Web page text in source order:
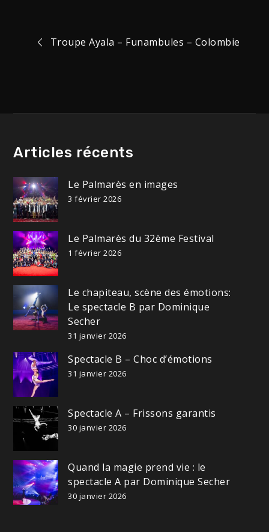
Navigation
l’article
Troupe Ayala – Funambules – Colombie
Articles récents
Le Palmarès en images
3 février 2026
Le Palmarès du 32ème Festival
1 février 2026
Le chapiteau, scène des émotions:
Le spectacle B par Dominique
Secher
31 janvier 2026
Spectacle B – Choc d’émotions
31 janvier 2026
Spectacle A – Frissons garantis
30 janvier 2026
Quand la magie prend vie : le
spectacle A par Dominique Secher
30 janvier 2026